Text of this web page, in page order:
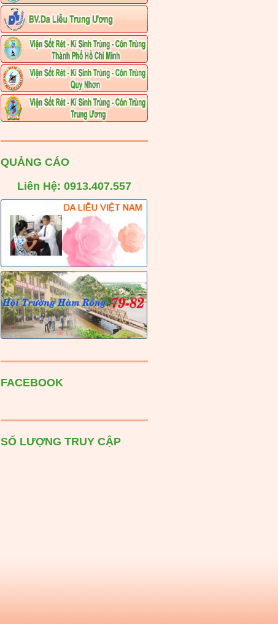
QUẢNG CÁO
Liên Hệ: 0913.407.557
FACEBOOK
SỐ LƯỢNG TRUY CẬP